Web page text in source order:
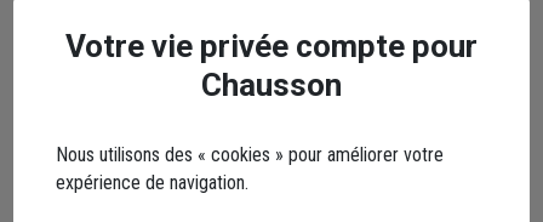
+ 2 modèles
PAV KANDLAMULTI
14*20*5/7
67,72 €
Votre vie privée compte pour
Chausson
Nous utilisons des « cookies » pour améliorer votre
expérience de navigation.